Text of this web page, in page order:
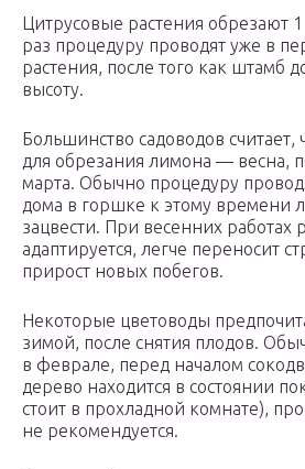
Цитрусовые растения обрезают
раз процедуру проводят уже в
растения, после того как штамб
высоту.
Большинство садоводов
для обрезания лимона — весна,
марта. Обычно процедуру
дома в горшке к этому времени
зацвести. При весенних работах
адаптируется, легче переносит
прирост новых побегов.
Некоторые цветоводы
зимой, после снятия плодов.
в феврале, перед началом
дерево находится в состоянии
стоит в прохладной комнате),
не рекомендуется.